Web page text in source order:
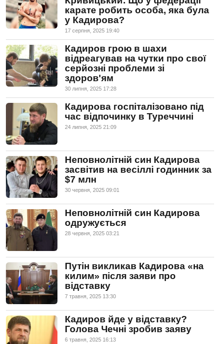
карате робить особа, яка була
у Кадирова?
17 серпня, 2025 19:40
Кадиров грою в шахи
відреагував на чутки про свої
серйозні проблеми зі
здоров'ям
30 липня, 2025 17:28
Кадирова госпіталізовано під
час відпочинку в Туреччині
24 липня, 2025 21:09
Неповнолітній син Кадирова
засвітив на весіллі годинник за
$7 млн
30 червня, 2025 09:01
Неповнолітній син Кадирова
одружується
28 червня, 2025 03:21
Путін викликав Кадирова «на
килим» після заяви про
відставку
7 травня, 2025 13:30
Кадиров йде у відставку?
Голова Чечні зробив заяву
6 травня, 2025 16:13